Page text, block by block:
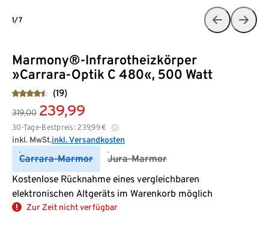
Marmony®-Infrarotheizkörper
»Carrara-Optik C 480«, 500 Watt
(19)
319,00 239,99
30-Tage-Bestpreis: 239,99€
inkl. MwSt.inkl. Versandkosten
Carrara-Marmor
Jura-Marmor
Kostenlose Rücknahme eines vergleichbaren
elektronischen Altgeräts im Warenkorb möglich
Zur Zeit nicht verfügbar
1/7